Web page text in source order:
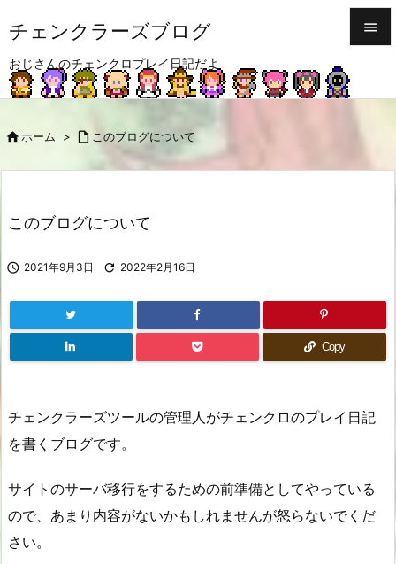
チェンクラーズブログ
おじさんのチェンクロプレイ日記だよ

前へ
 ホーム >  このブログについて
このブログについて
 2021年9月3日  2022年2月16日
Copy
チェンクラーズツールの管理人がチェンクロのプレイ日記
を書くブログです。
サイトのサーバ移行をするための前準備としてやっている
ので、あまり内容がないかもしれませんが怒らないでくだ
さい。